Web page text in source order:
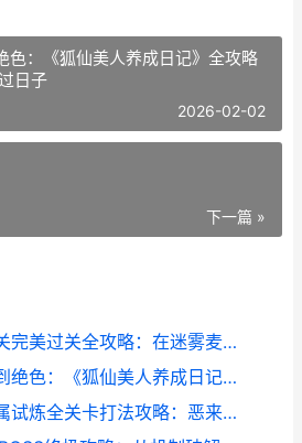
色：《狐仙美人养成日记》全攻略
日子
2026-02-02
下一篇 »
《逃离后室》第十关完美过关全攻略：在迷雾麦田中绝境求生 逃离之后
养一只狐仙从幼崽到绝色：《狐仙美人养成日记》全攻略与心动试试 养只狐仙过日子
《名将杀》典韦专属试炼全关卡打法攻略：恶来破局 名将杀典韦打郭嘉